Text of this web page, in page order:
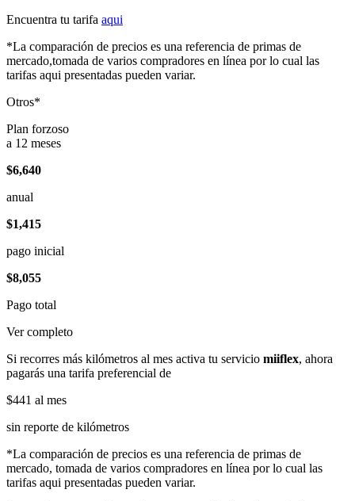
Encuentra tu tarifa aqui
*La comparación de precios es una referencia de primas de
mercado,tomada de varios compradores en línea por lo cual las
tarifas aqui presentadas pueden variar.
Otros*
Plan forzoso
a 12 meses
$6,640
anual
$1,415
pago inicial
$8,055
Pago total
Ver completo
Si recorres más kilómetros al mes activa tu servicio miiflex, ahora
pagarás una tarifa preferencial de
$441 al mes
sin reporte de kilómetros
*La comparación de precios es una referencia de primas de
mercado, tomada de varios compradores en línea por lo cual las
tarifas aqui presentadas pueden variar.